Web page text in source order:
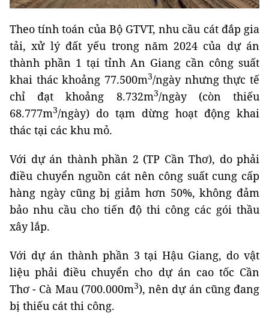
Theo tính toán của Bộ GTVT, nhu cầu cát đắp gia
tải, xử lý đất yếu trong năm 2024 của dự án
thành phần 1 tại tỉnh An Giang cần công suất
khai thác khoảng 77.500m3/ngày nhưng thực tế
chỉ đạt khoảng 8.732m3/ngày (còn thiếu
68.777m3/ngày) do tạm dừng hoạt động khai
thác tại các khu mỏ.
Với dự án thành phần 2 (TP Cần Thơ), do phải
điều chuyển nguồn cát nên công suất cung cấp
hàng ngày cũng bị giảm hơn 50%, không đảm
bảo nhu cầu cho tiến độ thi công các gói thầu
xây lắp.
Với dự án thành phần 3 tại Hậu Giang, do vật
liệu phải điều chuyển cho dự án cao tốc Cần
Thơ - Cà Mau (700.000m3), nên dự án cũng đang
bị thiếu cát thi công.